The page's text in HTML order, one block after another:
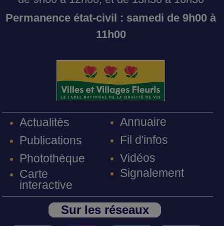
Permanence état-civil : samedi de 9h00 à
11h00
Actualités
Publications
Photothèque
Carte
interactive
Annuaire
Fil d'infos
Vidéos
Signalement
Sur les réseaux